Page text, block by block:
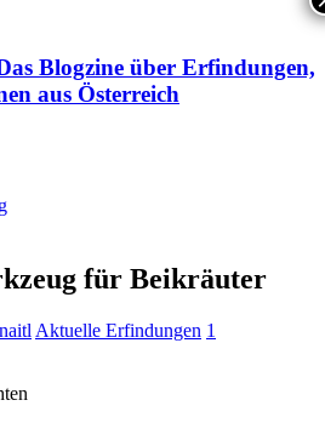
Blogzine über Erfindungen,
aus Österreich
für Beikräuter
Aktuelle Erfindungen 1